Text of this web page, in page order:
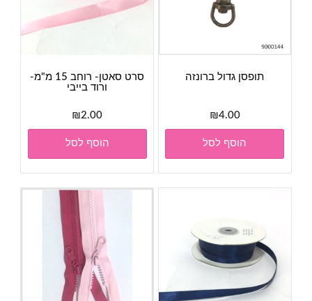
תופסן גדול ברונזה
₪4.00
הוסף לסל
סרט סאטן- רוחב 15 מ"מ-
ורוד בייבי
₪2.00
הוסף לסל